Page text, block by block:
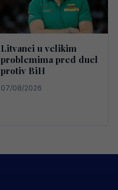
Litvanci u velikim
problemima pred duel
protiv BiH
07/08/2026